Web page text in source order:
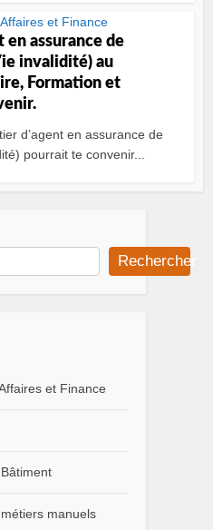
et Finance
en assurance de
invalidité) au
Formation et
d’agent en assurance de
pourrait te convenir...
Rechercher
et Finance
manuels